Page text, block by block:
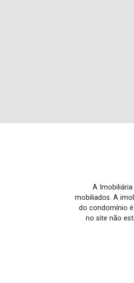
A
mobiliados. A
do condomínio
no site não